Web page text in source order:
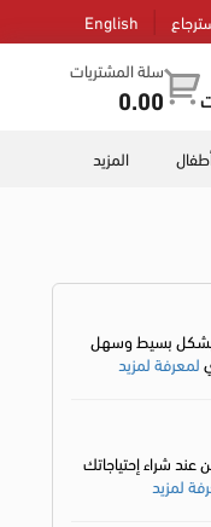
English
سلة المشتريات
0.00
المزيد
بشكل بسيط وسهل
لمعرفة لمزيد
شراء إحتياجاتك
لمزيد